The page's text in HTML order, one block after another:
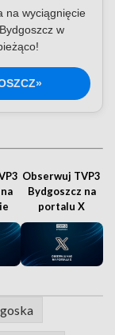
na wyciągnięcie
w
Obserwuj TVP3
Bydgoszcz na
portalu X